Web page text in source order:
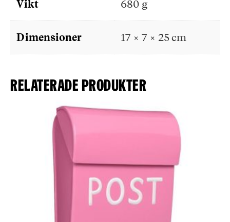
Vikt 680 g
Dimensioner 17 × 7 × 25 cm
Relaterade produkter